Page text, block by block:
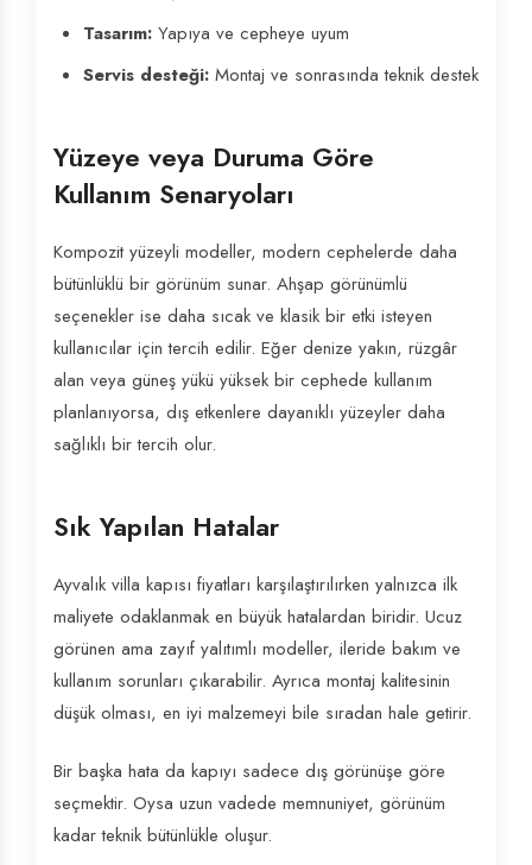
Tasarım: Yapıya ve cepheye uyum
Servis desteği: Montaj ve sonrasında teknik destek
Yüzeye veya Duruma Göre
Kullanım Senaryoları
Kompozit yüzeyli modeller, modern cephelerde daha
bütünlüklü bir görünüm sunar. Ahşap görünümlü
seçenekler ise daha sıcak ve klasik bir etki isteyen
kullanıcılar için tercih edilir. Eğer denize yakın, rüzgâr
alan veya güneş yükü yüksek bir cephede kullanım
planlanıyorsa, dış etkenlere dayanıklı yüzeyler daha
sağlıklı bir tercih olur.
Sık Yapılan Hatalar
Ayvalık villa kapısı fiyatları karşılaştırılırken yalnızca ilk
maliyete odaklanmak en büyük hatalardan biridir. Ucuz
görünen ama zayıf yalıtımlı modeller, ileride bakım ve
kullanım sorunları çıkarabilir. Ayrıca montaj kalitesinin
düşük olması, en iyi malzemeyi bile sıradan hale getirir.
Bir başka hata da kapıyı sadece dış görünüşe göre
seçmektir. Oysa uzun vadede memnuniyet, görünüm
kadar teknik bütünlükle oluşur.